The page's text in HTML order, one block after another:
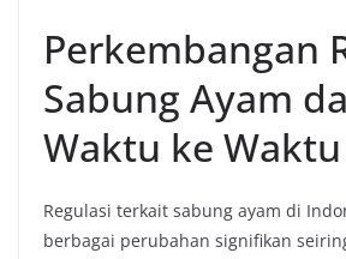
Perkembangan
Sabung Ayam
Waktu ke Waktu
Regulasi terkait sabung ayam di
berbagai perubahan signifikan